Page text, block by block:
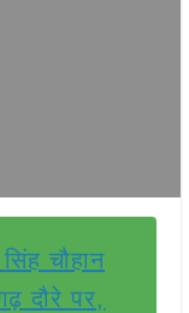
चौहान
दौरे पर,